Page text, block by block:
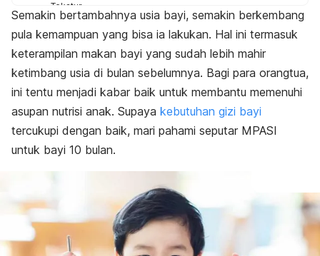
Tekstur
Jadwal
Jenis makanan
Resep
Semakin bertambahnya usia bayi, semakin berkembang
pula kemampuan yang bisa ia lakukan. Hal ini termasuk
keterampilan makan bayi yang sudah lebih mahir
ketimbang usia di bulan sebelumnya. Bagi para orangtua,
ini tentu menjadi kabar baik untuk membantu memenuhi
asupan nutrisi anak. Supaya kebutuhan gizi bayi
tercukupi dengan baik, mari pahami seputar MPASI
untuk bayi 10 bulan.